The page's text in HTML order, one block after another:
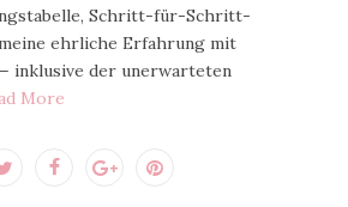
Schritt-für-Schritt-
ehrliche Erfahrung mit
der unerwarteten
More